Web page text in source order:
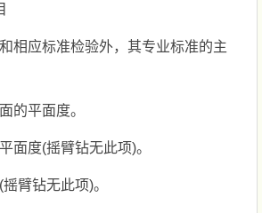
相应标准检验外，其专业标准的主
的平面度。
面度(摇臂钻无此项)。
臂钻无此项)。